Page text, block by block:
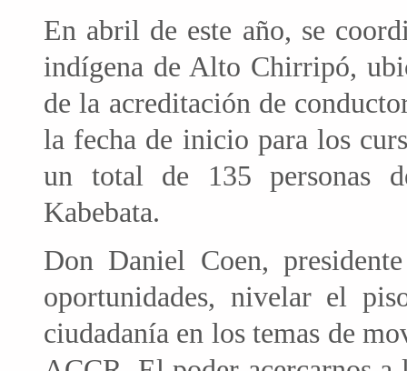
En abril de este año, se
indígena de Alto Chirripó,
de la acreditación de
la fecha de inicio para los
un total de 135 personas
Kabebata.
Don Daniel Coen,
oportunidades, nivelar el
ciudadanía en los temas de